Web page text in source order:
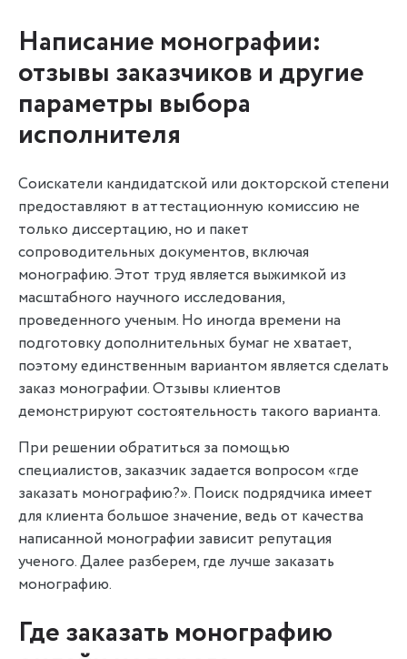
Написание монографии:
отзывы заказчиков и другие
параметры выбора
исполнителя
Соискатели кандидатской или докторской степени
предоставляют в аттестационную комиссию не
только диссертацию, но и пакет
сопроводительных документов, включая
монографию. Этот труд является выжимкой из
масштабного научного исследования,
проведенного ученым. Но иногда времени на
подготовку дополнительных бумаг не хватает,
поэтому единственным вариантом является сделать
заказ монографии. Отзывы клиентов
демонстрируют состоятельность такого варианта.
При решении обратиться за помощью
специалистов, заказчик задается вопросом «где
заказать монографию?». Поиск подрядчика имеет
для клиента большое значение, ведь от качества
написанной монографии зависит репутация
ученого. Далее разберем, где лучше заказать
монографию.
Где заказать монографию